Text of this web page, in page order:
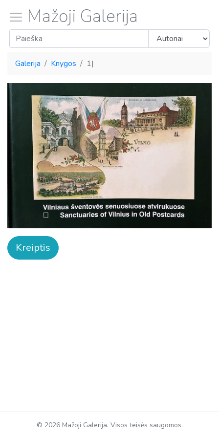
Mažoji Galerija
Galerija Knygos 1|
Kreiptis
© 2026 Mažoji Galerija. Visos teisės saugomos.